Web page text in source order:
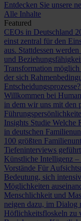
Entdecken Sie unsere
Alle Inhalte
Featured
CEOs in Deutschland
einst zentral für den
aus. Stattdessen
und
Transformation möglich
der sich
Entscheidungsprozesse?
Willkommen bei
in dem wir uns mit den
Insights Studie Welche
in deutschen
100 größten
Tiefeninterviews
Künstliche Intelligenz –
Vorstände Für
Bedeutung, sich
Möglichkeiten
Menschlichkeit und
neigen dazu, im
Höflichkeitsfloskeln zu